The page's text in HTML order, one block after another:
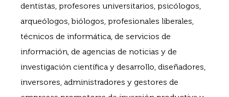
dentistas, profesores universitarios, psicólogos,
arqueólogos, biólogos, profesionales liberales,
técnicos de informática, de servicios de
información, de agencias de noticias y de
investigación científica y desarrollo, diseñadores,
inversores, administradores y gestores de